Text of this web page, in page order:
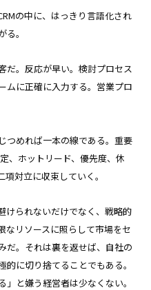
の中に、はっきり言語化され
。
だ。反応が早い。検討プロセス
ムに正確に入力する。営業プロ
つめれば一本の線である。重要
、ホットリード、優先度、休
対立に収束していく。
けられないだけでなく、戦略的
なリソースに照らして市場をセ
だ。それは裏を返せば、自社の
に切り捨てることでもある。
と嫌う経営者は少なくない。